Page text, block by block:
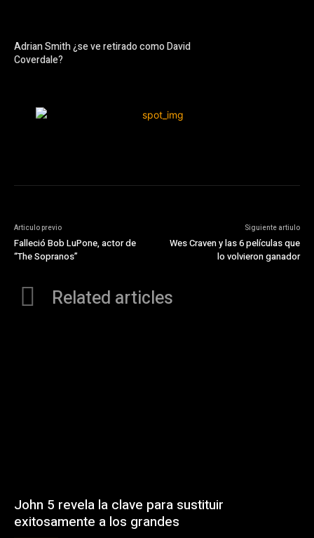
Adrian Smith ¿se ve retirado como David
Coverdale?
Articulo previo
Falleció Bob LuPone, actor de
“The Sopranos”
Siguiente artiulo
Wes Craven y las 6 películas que
lo volvieron ganador
Related articles
John 5 revela la clave para sustituir
exitosamente a los grandes